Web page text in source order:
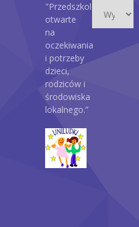
"Przedszkole
otwarte
na
oczekiwania
i potrzeby
dzieci,
rodziców i
środowiska
lokalnego.”